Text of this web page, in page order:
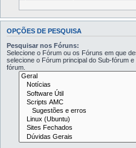
OPÇÕES DE PESQUISA
Pesquisar nos Fóruns:
Selecione o Fórum ou os Fóruns em que
selecione o Fórum principal do Sub-fórum
fórum.